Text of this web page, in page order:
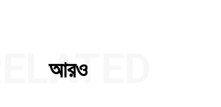
আরও
RELATED